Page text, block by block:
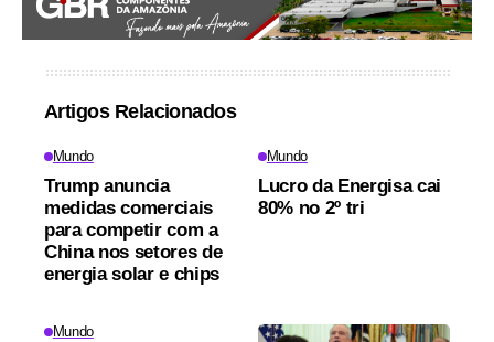
Artigos Relacionados
Mundo
Trump anuncia
medidas comerciais
para competir com a
China nos setores de
energia solar e chips
Mundo
Lucro da Energisa cai
80% no 2º tri
Mundo